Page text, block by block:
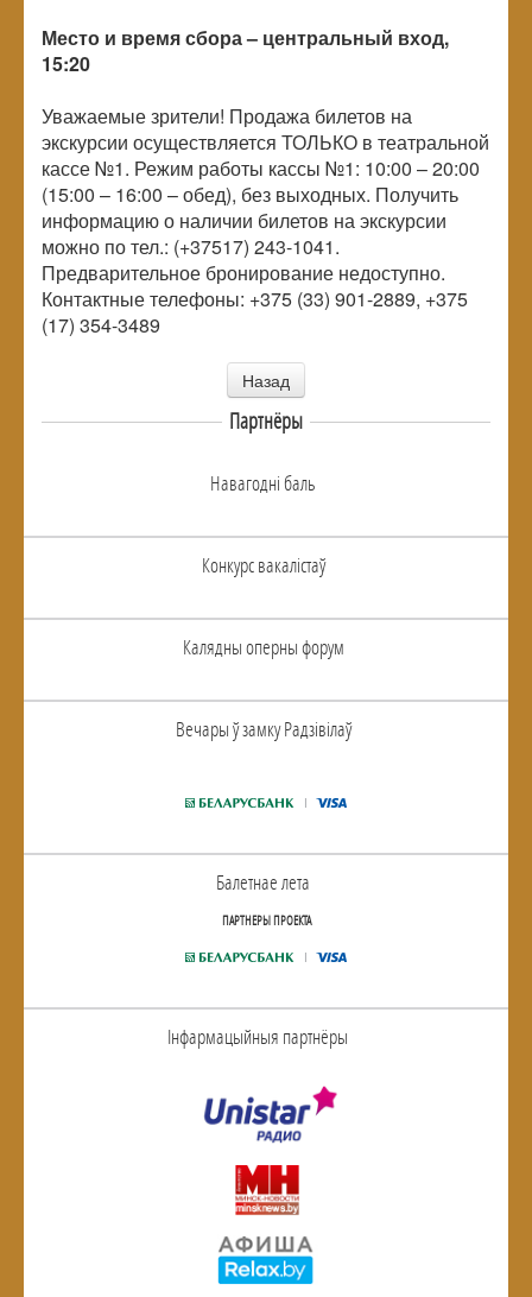
Место и время сбора – центральный вход,
15:20
Уважаемые зрители! Продажа билетов на
экскурсии осуществляется ТОЛЬКО в театральной
кассе №1. Режим работы кассы №1: 10:00 – 20:00
(15:00 – 16:00 – обед), без выходных. Получить
информацию о наличии билетов на экскурсии
можно по тел.: (+37517) 243-1041.
Предварительное бронирование недоступно.
Контактные телефоны: +375 (33) 901-2889, +375
(17) 354-3489
Назад
Партнёры
Навагоднi баль
Конкурс вакалiстаў
Калядны оперны форум
Вечары ў замку Радзiвiлаў
Балетнае лета
ПАРТНЕРЫ ПРОЕКТА
Інфармацыйныя партнёры